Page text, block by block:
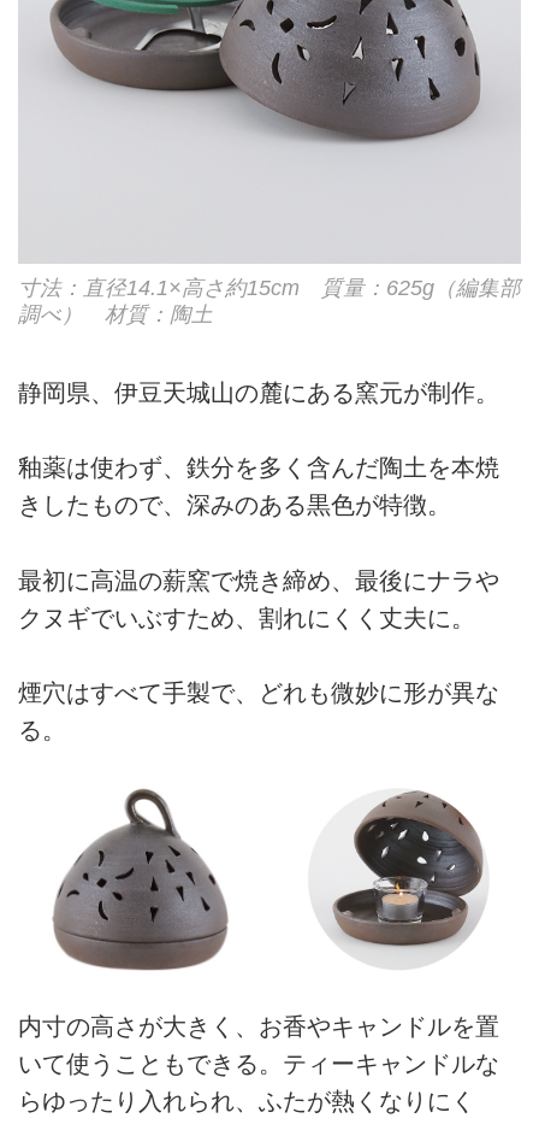
寸法：直径14.1×高さ約15cm 質量：625g（編集部
調べ） 材質：陶土
静岡県、伊豆天城山の麓にある窯元が制作。
釉薬は使わず、鉄分を多く含んだ陶土を本焼
きしたもので、深みのある黒色が特徴。
最初に高温の薪窯で焼き締め、最後にナラや
クヌギでいぶすため、割れにくく丈夫に。
煙穴はすべて手製で、どれも微妙に形が異な
る。
内寸の高さが大きく、お香やキャンドルを置
いて使うこともできる。ティーキャンドルな
らゆったり入れられ、ふたが熱くなりにく